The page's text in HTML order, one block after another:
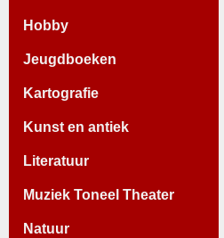
Hobby
Jeugdboeken
Kartografie
Kunst en antiek
Literatuur
Muziek Toneel Theater
Natuur